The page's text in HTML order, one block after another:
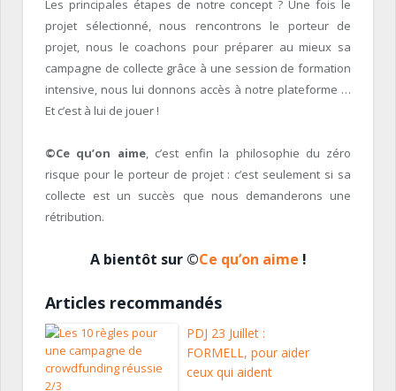
Les principales étapes de notre concept ? Une fois le
projet sélectionné, nous rencontrons le porteur de
projet, nous le coachons pour préparer au mieux sa
campagne de collecte grâce à une session de formation
intensive, nous lui donnons accès à notre plateforme …
Et c’est à lui de jouer !
©Ce qu’on aime, c’est enfin la philosophie du zéro
risque pour le porteur de projet : c’est seulement si sa
collecte est un succès que nous demanderons une
rétribution.
A bientôt sur ©Ce qu’on aime !
Articles recommandés
PDJ 23 Juillet :
FORMELL, pour aider
ceux qui aident